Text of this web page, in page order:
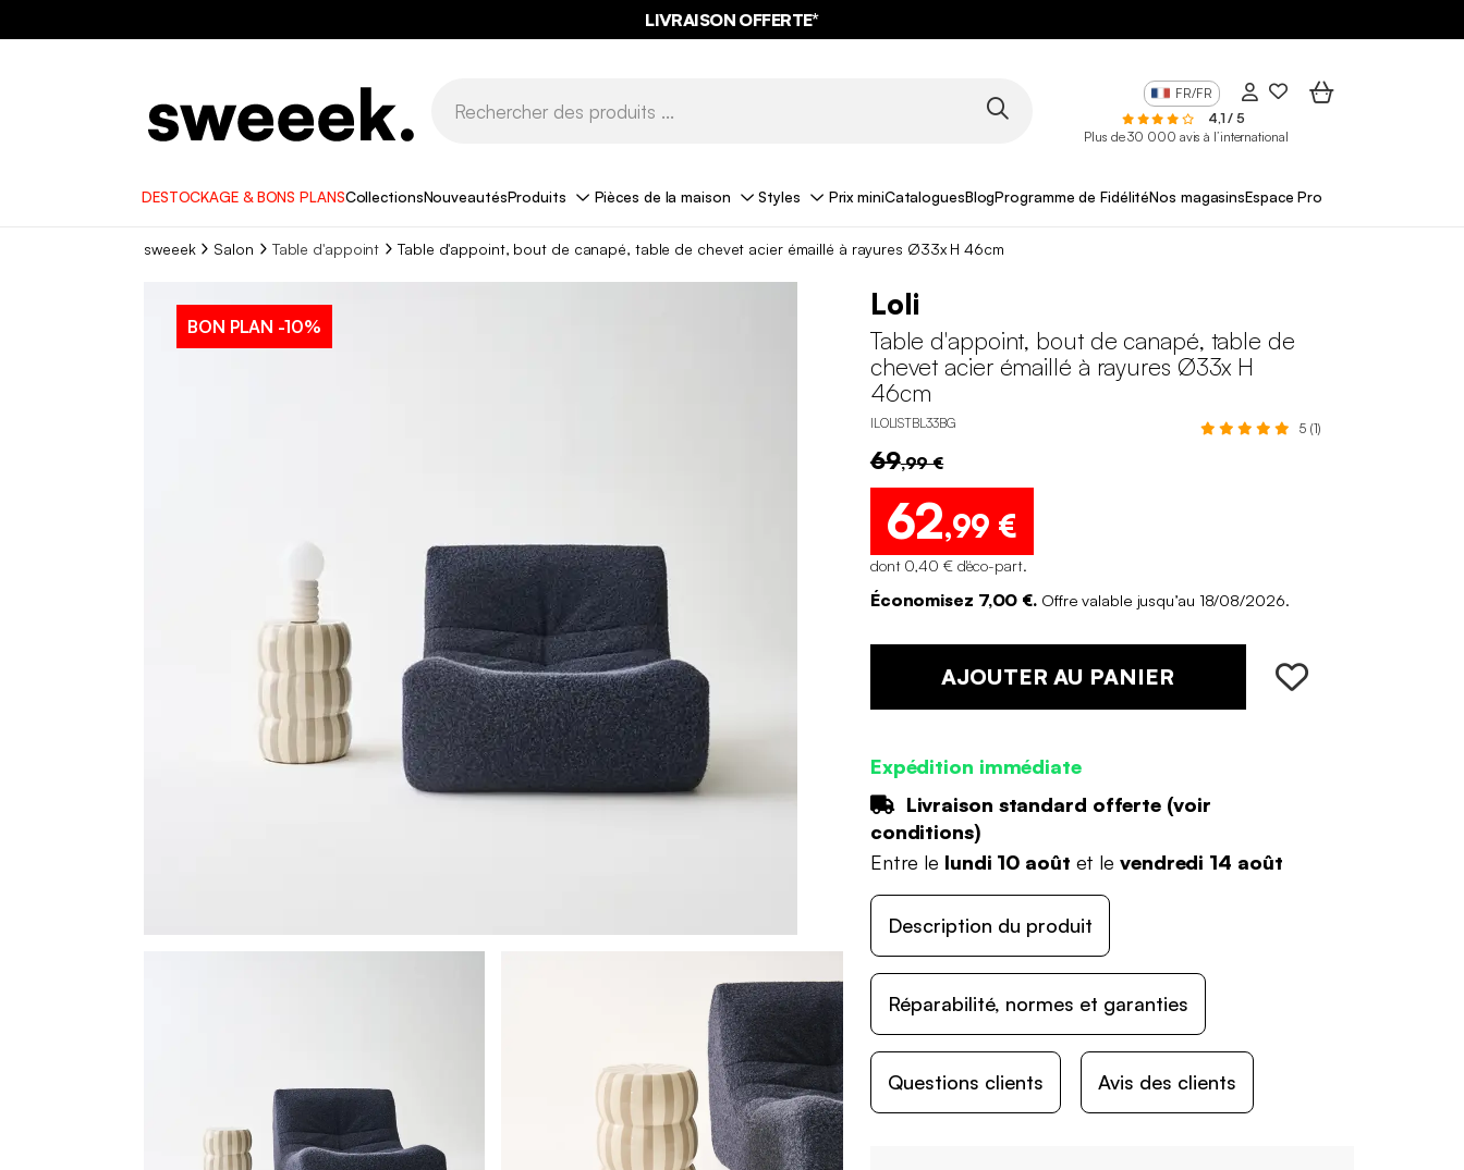
LIVRAISON OFFERTE*
FR/FR
4,1 / 5
Plus de 30 000 avis à l’international
DESTOCKAGE & BONS PLANSCollectionsNouveautésProduits Pièces de la maison Styles Prix miniCataloguesBlogProgramme de FidélitéNos magasinsEspace Pro
sweeek Salon Table d'appoint Table d'appoint, bout de canapé, table de chevet acier émaillé à rayures Ø33x H 46cm
BON PLAN -10%
Loli
Table d'appoint, bout de canapé, table de
chevet acier émaillé à rayures Ø33x H
46cm
ILOLISTBL33BG 5 (1)
69,99 €
62,99 €
dont 0,40 € d'éco-part.
Économisez 7,00 €. Offre valable jusqu’au 18/08/2026.
AJOUTER AU PANIER
Expédition immédiate
Livraison standard offerte (voir
conditions)
Entre le lundi 10 août et le vendredi 14 août
Description du produit
Réparabilité, normes et garanties
Questions clients Avis des clients